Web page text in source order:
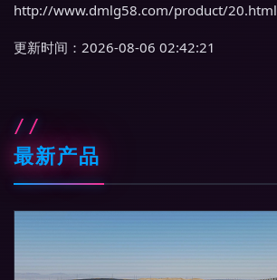
http://www.dmlg58.com/product/20.html
更新时间：2026-08-06 02:42:21
最新产品